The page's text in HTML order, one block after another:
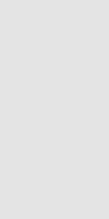
et les langues